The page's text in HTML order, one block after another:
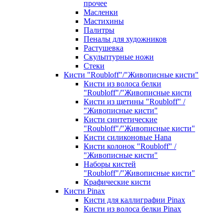
прочее
Масленки
Мастихины
Палитры
Пеналы для художников
Растушевка
Скульптурные ножи
Стеки
Кисти "Roubloff"/"Живописные кисти"
Кисти из волоса белки
"Roubloff"/"Живописные кисти
Кисти из щетины "Roubloff" /
"Живописные кисти"
Кисти синтетические
"Roubloff"/"Живописные кисти"
Кисти силиконовые Hana
Кисти колонок "Roubloff" /
"Живописные кисти"
Наборы кистей
"Roubloff"/"Живописные кисти"
Крафические кисти
Кисти Pinax
Кисти для каллиграфии Pinax
Кисти из волоса белки Pinax